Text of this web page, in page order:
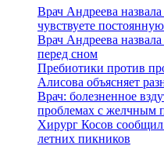
Врач Андреева
чувствуете
Врач Андреева
перед сном
Пребиотики против
Алисова объясняет
Врач: болезненное
проблемах с желчным
Хирург Косов сообщил
летних пикников